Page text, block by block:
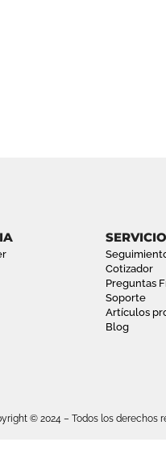
Cotizador
Preguntas
Soporte
Artículos
Blog
© 2024 – Todos los derechos